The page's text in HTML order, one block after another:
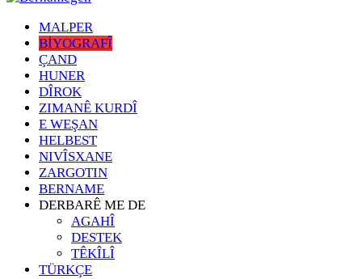
MALPER
BİYOGRAFÎ
ÇAND
HUNER
DÎROK
ZIMANÊ KURDÎ
E WEŞAN
HELBEST
NIVÎSXANE
ZARGOTIN
BERNAME
DERBARÊ ME DE
AGAHÎ
DESTEK
TÊKÎLÎ
TÜRKÇE